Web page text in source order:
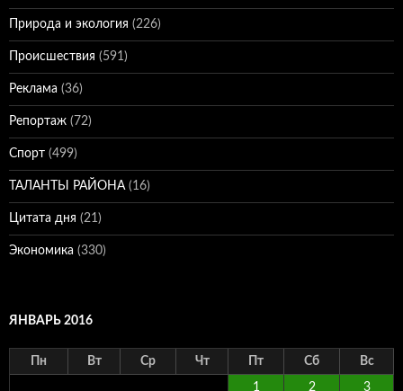
Природа и экология (226)
Происшествия (591)
Реклама (36)
Репортаж (72)
Спорт (499)
ТАЛАНТЫ РАЙОНА(16)
Цитата дня (21)
Экономика (330)
ЯНВАРЬ 2016
Пн Вт Ср Чт Пт Сб Вс
1 2 3